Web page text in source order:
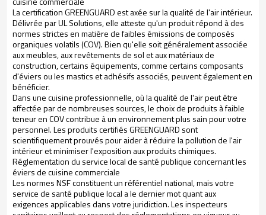
La certification GREENGUARD est axée sur la qualité de l'air intérieur.
Délivrée par UL Solutions, elle atteste qu'un produit répond à des
normes strictes en matière de faibles émissions de composés
organiques volatils (COV). Bien qu'elle soit généralement associée
aux meubles, aux revêtements de sol et aux matériaux de
construction, certains équipements, comme certains composants
d'éviers ou les mastics et adhésifs associés, peuvent également en
bénéficier.
Dans une cuisine professionnelle, où la qualité de l'air peut être
affectée par de nombreuses sources, le choix de produits à faible
teneur en COV contribue à un environnement plus sain pour votre
personnel. Les produits certifiés GREENGUARD sont
scientifiquement prouvés pour aider à réduire la pollution de l'air
intérieur et minimiser l'exposition aux produits chimiques.
Réglementation du service local de santé publique concernant les
éviers de cuisine commerciale
Les normes NSF constituent un référentiel national, mais votre
service de santé publique local a le dernier mot quant aux
exigences applicables dans votre juridiction. Les inspecteurs